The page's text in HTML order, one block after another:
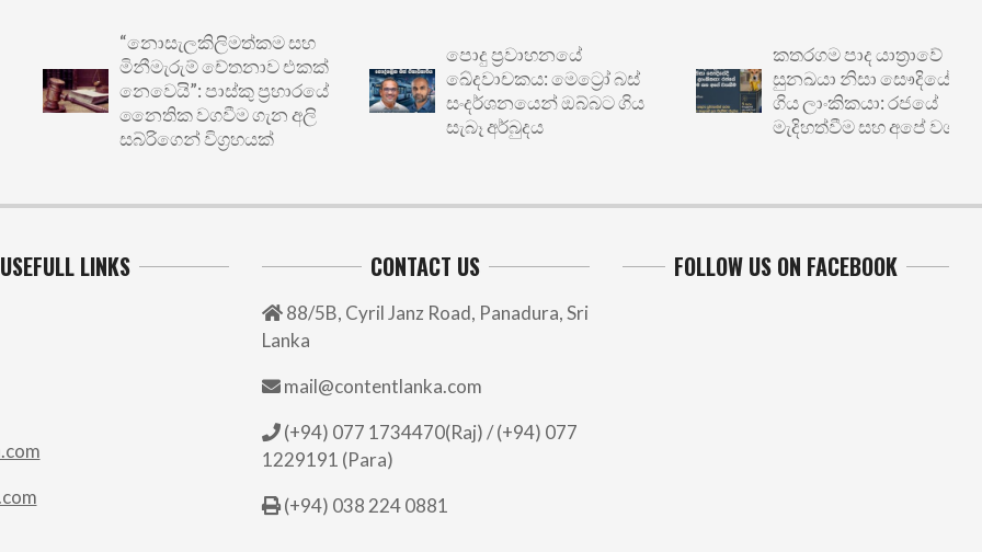
“නොසැලකිලිමත්කම සහ
මිනීමැරුම් චේතනාව එකක්
නෙවෙයි”: පාස්කු ප්‍රහාරයේ
නෛතික වගවීම ගැන අලි
සබ්රිගෙන් විග්‍රහයක්
පොදු ප්‍රවාහනයේ
ඛේදවාචකය: මෙට්‍රෝ බස්
සංදර්ශනයෙන් ඔබ්බට ගිය
සැබෑ අර්බුදය
කතරගම පාද යාත්‍රාවේ
සුනඛයා නිසා සෞදියේදී හිරේ
ගිය ලාංකිකයා: රජයේ
මැදිහත්වීම සහ අපේ වගකීම
USEFULL LINKS CONTACT US
88/5B, Cyril Janz Road, Panadura, Sri
Lanka
mail@contentlanka.com
(+94) 077 1734470(Raj) / (+94) 077
1229191 (Para)
(+94) 038 224 0881
FOLLOW US ON FACEBOOK